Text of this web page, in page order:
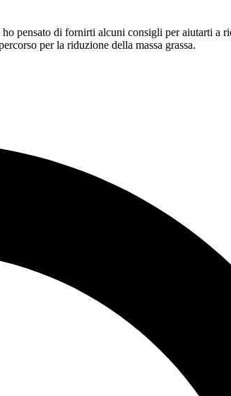
pensato di fornirti alcuni consigli per aiutarti a
per la riduzione della massa grassa.